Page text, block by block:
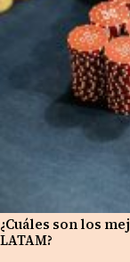
¿Cuáles son los
LATAM?